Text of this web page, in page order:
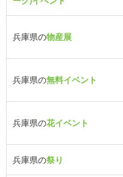
兵庫県の物産展
兵庫県の無料イベント
兵庫県の花イベント
兵庫県の祭り